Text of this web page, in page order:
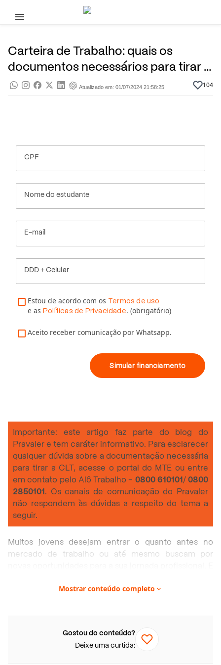
Pular para o conteúdo principal
Carteira de Trabalho: quais os
documentos necessários para tirar a
sua?
Atualizado em: 01/07/2024 21:58:25 104
CPF
Nome do estudante
E-mail
DDD + Celular
Estou de acordo com os Termos de uso
e as Políticas de Privacidade. (obrigatório)
Aceito receber comunicação por Whatsapp.
Simular financiamento
Importante: este artigo faz parte do blog do
Pravaler e tem caráter informativo. Para esclarecer
qualquer dúvida sobre a documentação necessária
para tirar a CLT, acesse o portal do MTE ou entre
em contato pelo Alô Trabalho – 0800 610101/ 0800
2850101. Os canais de comunicação do Pravaler
não respondem às dúvidas a respeito do tema a
seguir.
Muitos jovens desejam entrar o quanto antes no
mercado de trabalho ou até mesmo buscam por
direitos ao empregado, aCarteira de Trabalho e
Apesar de bastante conhecida, a carteira de trabalho
Mostrar conteúdo completo
Gostou do conteúdo?
Deixe uma curtida: